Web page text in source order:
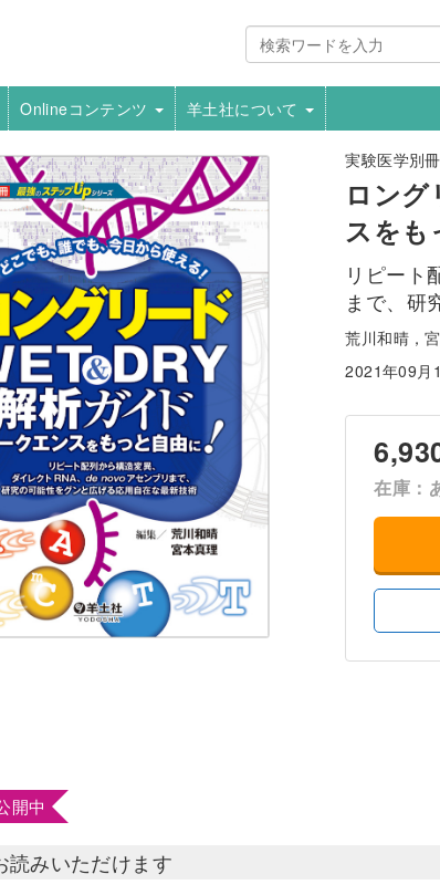
Onlineコンテンツ 羊土社について
実験医学別
ロン
スをも
リピート
まで、研
荒川和晴，
2021年09月
在庫：
開中
読みいただけます